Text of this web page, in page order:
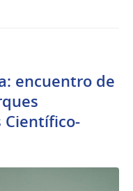
encuentro de
Científico-